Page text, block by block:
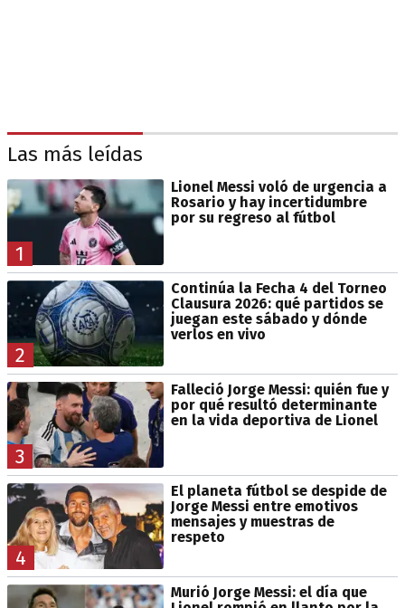
Las más leídas
1
Lionel Messi voló de urgencia a
Rosario y hay incertidumbre
por su regreso al fútbol
2
Continúa la Fecha 4 del Torneo
Clausura 2026: qué partidos se
juegan este sábado y dónde
verlos en vivo
3
Falleció Jorge Messi: quién fue y
por qué resultó determinante
en la vida deportiva de Lionel
4
El planeta fútbol se despide de
Jorge Messi entre emotivos
mensajes y muestras de
respeto
Murió Jorge Messi: el día que